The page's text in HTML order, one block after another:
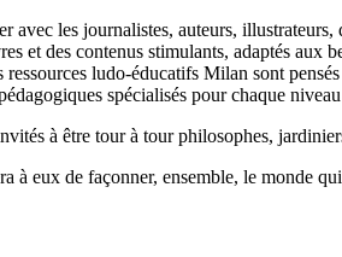
avec les journalistes, auteurs,
et des contenus stimulants, adaptés
ressources ludo-éducatifs Milan sont
spécialisés pour chaque
à être tour à tour philosophes,
à eux de façonner, ensemble, le monde